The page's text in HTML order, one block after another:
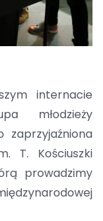
internacie
młodzieży
T. Kościuszki
prowadzimy